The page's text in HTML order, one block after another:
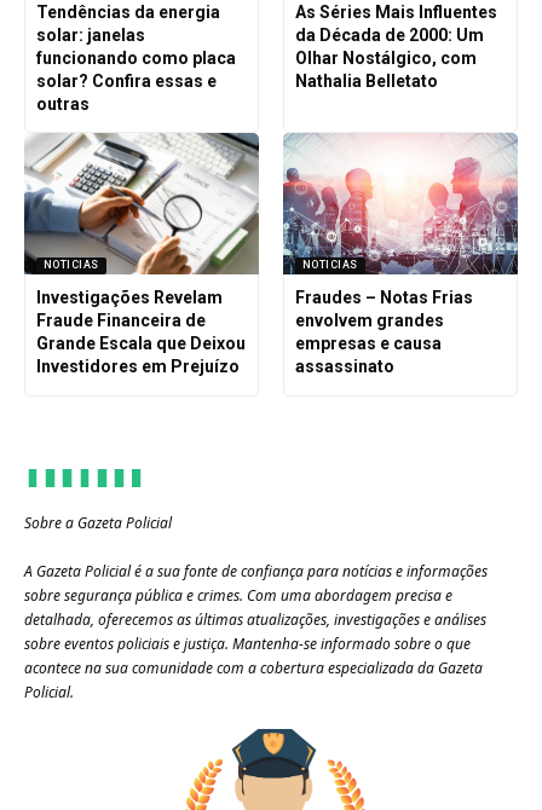
Tendências da energia
solar: janelas
funcionando como placa
solar? Confira essas e
outras
As Séries Mais Influentes
da Década de 2000: Um
Olhar Nostálgico, com
Nathalia Belletato
NOTICIAS
Investigações Revelam
Fraude Financeira de
Grande Escala que Deixou
Investidores em Prejuízo
NOTICIAS
Fraudes – Notas Frias
envolvem grandes
empresas e causa
assassinato
Sobre a Gazeta Policial
A Gazeta Policial é a sua fonte de confiança para notícias e informações
sobre segurança pública e crimes. Com uma abordagem precisa e
detalhada, oferecemos as últimas atualizações, investigações e análises
sobre eventos policiais e justiça. Mantenha-se informado sobre o que
acontece na sua comunidade com a cobertura especializada da Gazeta
Policial.